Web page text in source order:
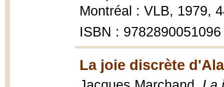
Montréal : VLB, 1979,
ISBN : 9782890051096
La joie discrète